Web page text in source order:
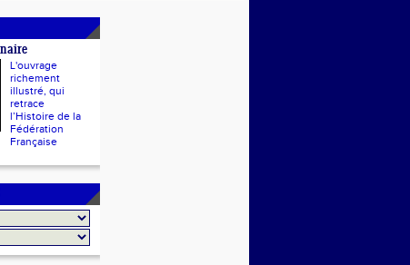
L'ouvrage
richement
illustré, qui
retrace
l’Histoire de la
Fédération
Française